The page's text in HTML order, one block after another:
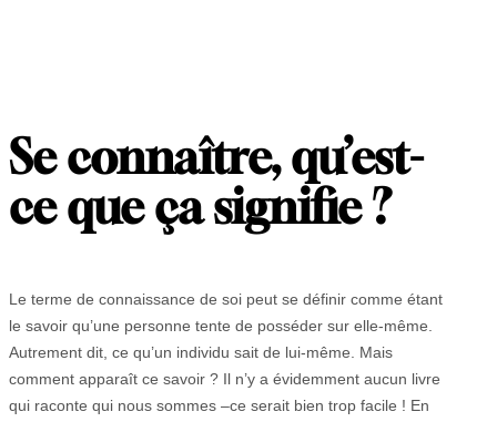
Se connaître, qu’est-
ce que ça signifie ?
Le terme de connaissance de soi peut se définir comme étant
le savoir qu’une personne tente de posséder sur elle-même.
Autrement dit, ce qu’un individu sait de lui-même. Mais
comment apparaît ce savoir ? Il n’y a évidemment aucun livre
qui raconte qui nous sommes –ce serait bien trop facile ! En